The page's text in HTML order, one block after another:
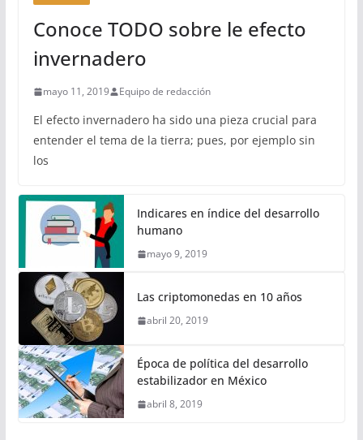
Conoce TODO sobre le efecto
invernadero
mayo 11, 2019 Equipo de redacción
El efecto invernadero ha sido una pieza crucial para
entender el tema de la tierra; pues, por ejemplo sin
los
Indicares en índice del desarrollo
humano
mayo 9, 2019
Las criptomonedas en 10 años
abril 20, 2019
Época de política del desarrollo
estabilizador en México
abril 8, 2019